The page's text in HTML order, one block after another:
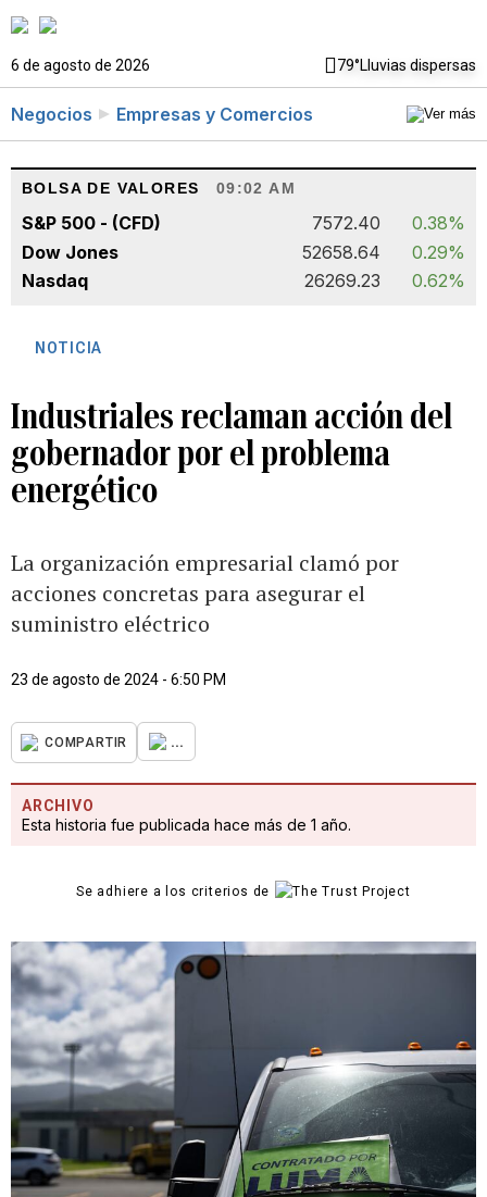
6 de agosto de 2026 79°Lluvias dispersas
Negocios Empresas y Comercios
BOLSA DE VALORES 09:02 AM
S&P 500 - (CFD) 7572.40
0.38%
Dow Jones
52658.64
0.29%
Nasdaq
26269.23 0.62%
NOTICIA
Industriales reclaman acción del
gobernador por el problema
energético
La organización empresarial clamó por
acciones concretas para asegurar el
suministro eléctrico
23 de agosto de 2024 - 6:50 PM
COMPARTIR ...
ARCHIVO
Esta historia fue publicada hace más de 1 año.
Se adhiere a los criterios de